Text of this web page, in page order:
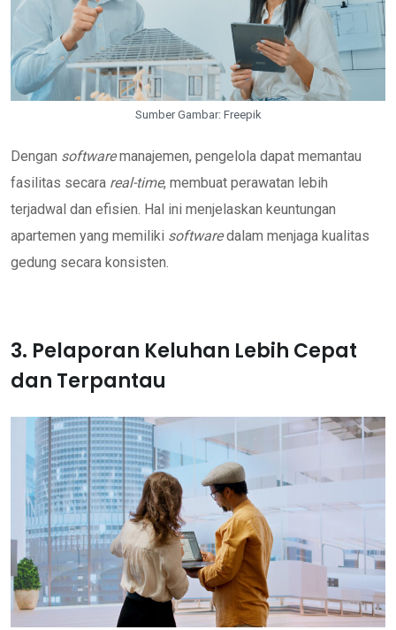
Sumber Gambar: Freepik
Dengan softwaremanajemen, pengelola dapat memantau
fasilitas secara real-time, membuat perawatan lebih
terjadwal dan efisien. Hal ini menjelaskan keuntungan
apartemen yang memiliki softwaredalam menjaga kualitas
gedung secara konsisten.
3. Pelaporan Keluhan Lebih Cepat
dan Terpantau